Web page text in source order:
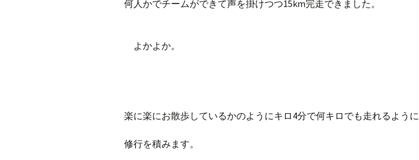
何人かでチームができて声を掛けつつ15km完走できました。
よかよか。
楽に楽にお散歩しているかのようにキロ4分で何キロでも走れるように
修行を積みます。